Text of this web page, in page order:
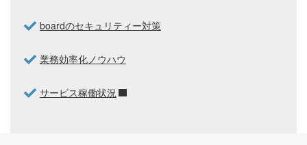
boardのセキュリティー対策
業務効率化ノウハウ
サービス稼働状況